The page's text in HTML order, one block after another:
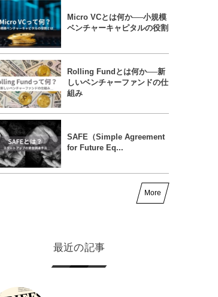
Micro VCとは何か──小規模
ベンチャーキャピタルの役割
Rolling Fundとは何か──新
しいベンチャーファンドの仕
組み
SAFE（Simple Agreement
for Future Eq...
More
最近の記事